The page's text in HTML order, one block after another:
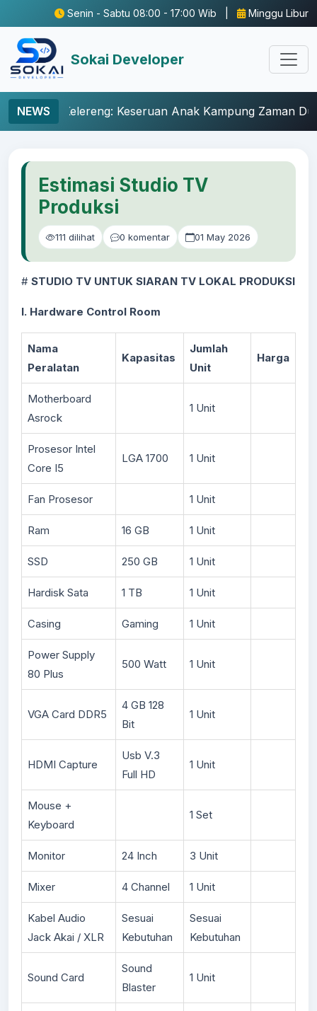
Senin - Sabtu 08:00 - 17:00 Wib | Minggu Libur
Sokai Developer
NEWSKeseruan Anak Kampung Zaman Dulu
Estimasi Studio TV
Produksi
111 dilihat 0 komentar 01 May 2026
# STUDIO TV UNTUK SIARAN TV LOKAL PRODUKSI
I. Hardware Control Room
Nama
Peralatan
Kapasitas
Jumlah
Unit
Harga
Motherboard
Asrock
1 Unit
Prosesor Intel
Core I5
LGA 1700 1 Unit
Fan Prosesor 1 Unit
Ram 16 GB 1 Unit
SSD 250 GB 1 Unit
Hardisk Sata 1 TB 1 Unit
Casing Gaming 1 Unit
Power Supply
80 Plus
500 Watt 1 Unit
VGA Card DDR5
4 GB 128
Bit
1 Unit
HDMI Capture
Usb V.3
Full HD
1 Unit
Mouse +
Keyboard
1 Set
Monitor 24 Inch 3 Unit
Mixer 4 Channel 1 Unit
Kabel Audio
Jack Akai / XLR
Sesuai
Kebutuhan
Sesuai
Kebutuhan
Sound Card
Sound
Blaster
1 Unit